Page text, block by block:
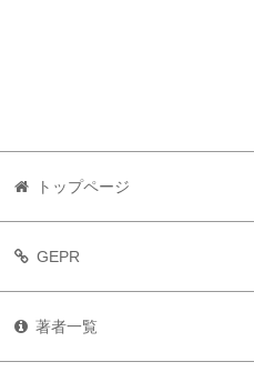
トップページ
GEPR
著者一覧